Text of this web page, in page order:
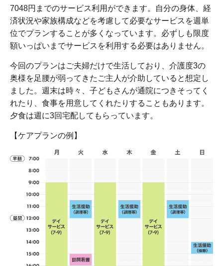
7048円までのサービス利用ができます。自分の身体、経
済状況や家族構成などを考慮して必要なサービスを週単
位でプランすることが多くなっています。必ずしも限度
額いっぱいまでサービスを利用する必要はありません。
今回のプランはご夫婦だけで生活しており、介護度3の
奥様を足腰が弱ってきたご主人が介助していると想定し
ました。週末は時々、子どもさんが通院につきそってく
れたり、食事を用意してくれたりすることもあります。
夕食は週に3回宅配してもらっています。
【ケアプランの例】